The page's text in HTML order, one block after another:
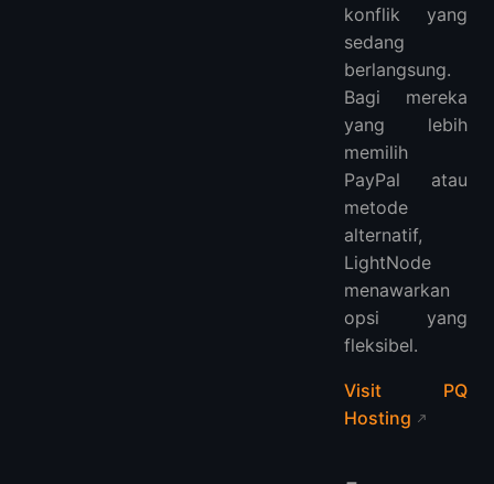
konflik yang
sedang
berlangsung.
Bagi mereka
yang lebih
memilih
PayPal atau
metode
alternatif,
LightNode
menawarkan
opsi yang
fleksibel.
Visit PQ
Hosting